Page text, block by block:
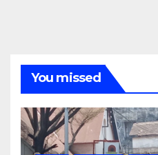
You missed